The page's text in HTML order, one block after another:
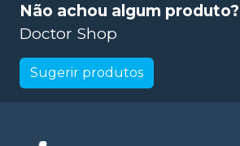
Não achou algum produto?
Doctor Shop
Sugerir produtos